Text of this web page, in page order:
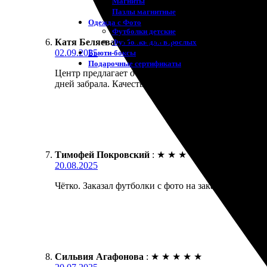
Пазлы магнитные
Одежда с Фото
Футболки детские
Футболки для взрослых
Бьюти-боксы
Подарочные сертификаты
Катя Беляева : ★ ★ ★ ★ ★
02.09.2025
Центр предлагает отличные услуги. Заказала
дней забрала. Качество на высоте, цветопередача
Тимофей Покровский : ★ ★ ★ ★
20.08.2025
Чётко. Заказал футболки с фото на заказ.
Сильвия Агафонова : ★ ★ ★ ★ ★